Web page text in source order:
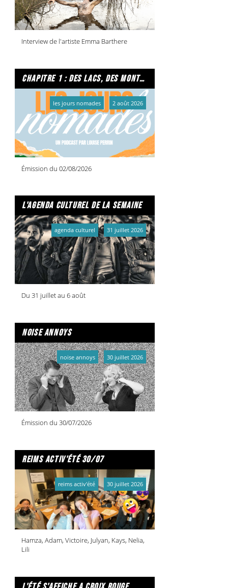
Interview de l'artiste Emma Barthere
chapitre 1 : des lacs, des montagnes et due caffe per favore
Émission du 02/08/2026
les jours nomades 2 août 2026
l'agenda culturel de la semaine
Du 31 juillet au 6 août
agenda culturel 31 juillet 2026
noise annoys
Émission du 30/07/2026
noise annoys 30 juillet 2026
reims activ'été 30/07
Hamza, Adam, Victoire, Julyan, Kays, Nelia,
Lili
reims activ'été 30 juillet 2026